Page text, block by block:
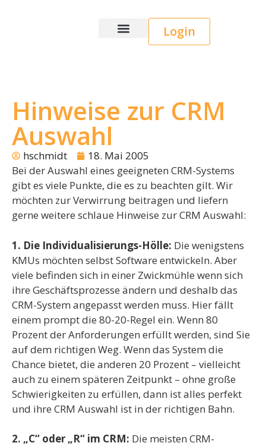
Login
Hinweise zur CRM
Auswahl
hschmidt
18. Mai 2005
Bei der Auswahl eines geeigneten CRM-Systems
gibt es viele Punkte, die es zu beachten gilt. Wir
möchten zur Verwirrung beitragen und liefern
gerne weitere schlaue Hinweise zur CRM Auswahl:
1. Die Individualisierungs-Hölle: Die wenigstens
KMUs möchten selbst Software entwickeln. Aber
viele befinden sich in einer Zwickmühle wenn sich
ihre Geschäftsprozesse ändern und deshalb das
CRM-System angepasst werden muss. Hier fällt
einem prompt die 80-20-Regel ein. Wenn 80
Prozent der Anforderungen erfüllt werden, sind Sie
auf dem richtigen Weg. Wenn das System die
Chance bietet, die anderen 20 Prozent – vielleicht
auch zu einem späteren Zeitpunkt – ohne große
Schwierigkeiten zu erfüllen, dann ist alles perfekt
und ihre CRM Auswahl ist in der richtigen Bahn.
2. „C“ oder „R“ im CRM: Die meisten CRM-